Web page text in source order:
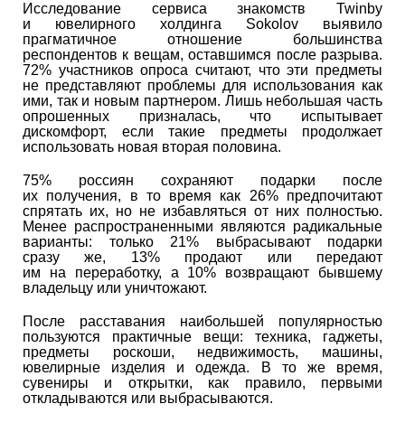
Исследование сервиса знакомств Twinby
и ювелирного холдинга Sokolov выявило
прагматичное отношение большинства
респондентов к вещам, оставшимся после разрыва.
72% участников опроса считают, что эти предметы
не представляют проблемы для использования как
ими, так и новым партнером. Лишь небольшая часть
опрошенных призналась, что испытывает
дискомфорт, если такие предметы продолжает
использовать новая вторая половина.
75% россиян сохраняют подарки после
их получения, в то время как 26% предпочитают
спрятать их, но не избавляться от них полностью.
Менее распространенными являются радикальные
варианты: только 21% выбрасывают подарки
сразу же, 13% продают или передают
им на переработку, а 10% возвращают бывшему
владельцу или уничтожают.
После расставания наибольшей популярностью
пользуются практичные вещи: техника, гаджеты,
предметы роскоши, недвижимость, машины,
ювелирные изделия и одежда. В то же время,
сувениры и открытки, как правило, первыми
откладываются или выбрасываются.